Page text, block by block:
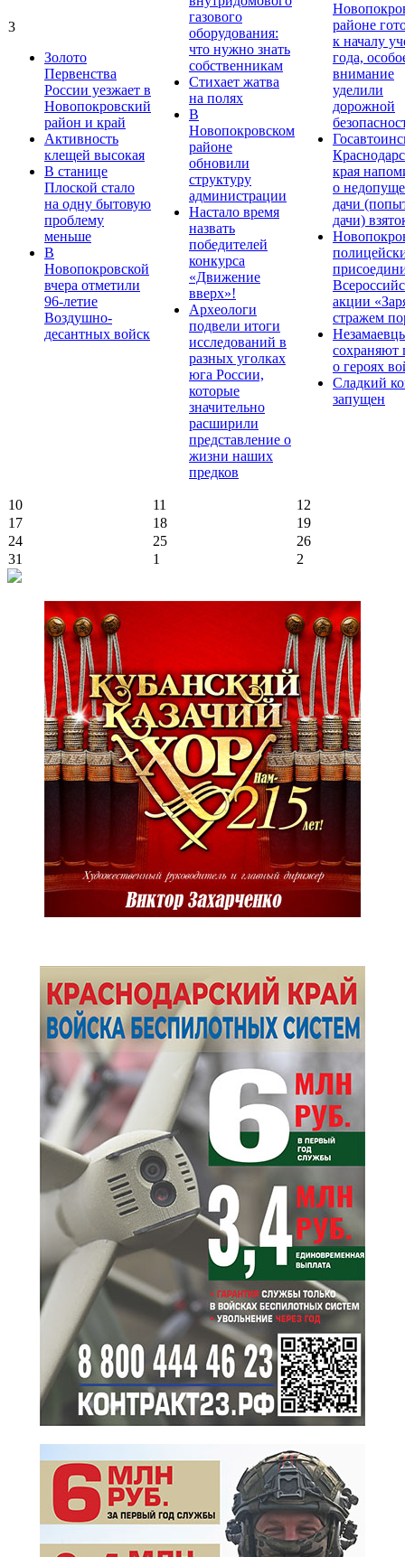
3
Золото
Первенства
России уезжает в
Новопокровский
район и край
Активность
клещей высокая
В станице
Плоской стало
на одну бытовую
проблему
меньше
В
Новопокровской
вчера отметили
96-летие
Воздушно-
десантных войск
газового
оборудования:
что нужно знать
собственникам
Стихает жатва
на полях
В
Новопокровском
районе
обновили
структуру
администрации
Настало время
назвать
победителей
конкурса
«Движение
вверх»!
Археологи
подвели итоги
исследований в
разных уголках
юга России,
которые
значительно
расширили
представление о
жизни наших
предков
районе
к началу
года,
внимание
уделили
дорожной
края
о
дачи
дачи)
акции
стражем
сохраняют
о героях
Сладкий
запущен
10 11
12
17
18
19
24
25
26
31
1 2